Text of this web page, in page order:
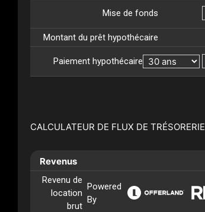
Mise de fonds
Montant du prêt hypothécaire
Paiement hypothécaire
CALCULATEUR DE FLUX DE TRÉSORERIE
Revenus
Revenu de
location
brut
Powered
By